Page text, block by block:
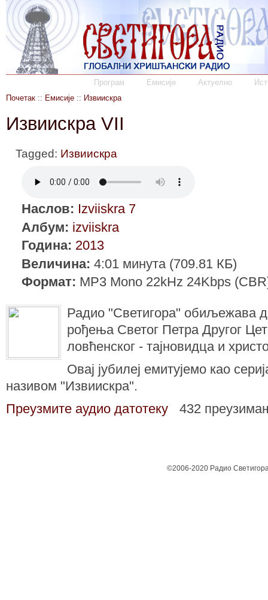
Програм Емисије Актуелно
Почетак :: Емисије :: Извиискра
Извиискра VII
Tagged: Извиискра
Наслов: Izviiskra 7
Албум: izviiskra
Година: 2013
Величина: 4:01 минута (709.81 КБ)
Формат: MP3 Mono 22kHz 24Kbps
Радио "Светигора" обиљежава
рођења Светог Петра Другог
ловћенског - тајновидца и
Овај јубилеј емитујемо као
називом "Извиискра".
Преузмите аудио датотеку
432
©2006-2020 Радио